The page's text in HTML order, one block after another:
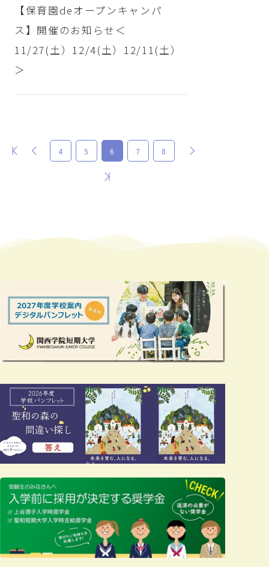
【保育園deオープンキャンパ
ス】開催のお知らせ＜
11/27(土）12/4(土）12/11(土）
＞
最初 前 4 5 6 7 8
最後